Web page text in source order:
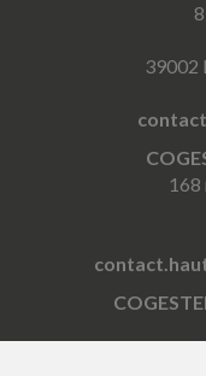
39002
168